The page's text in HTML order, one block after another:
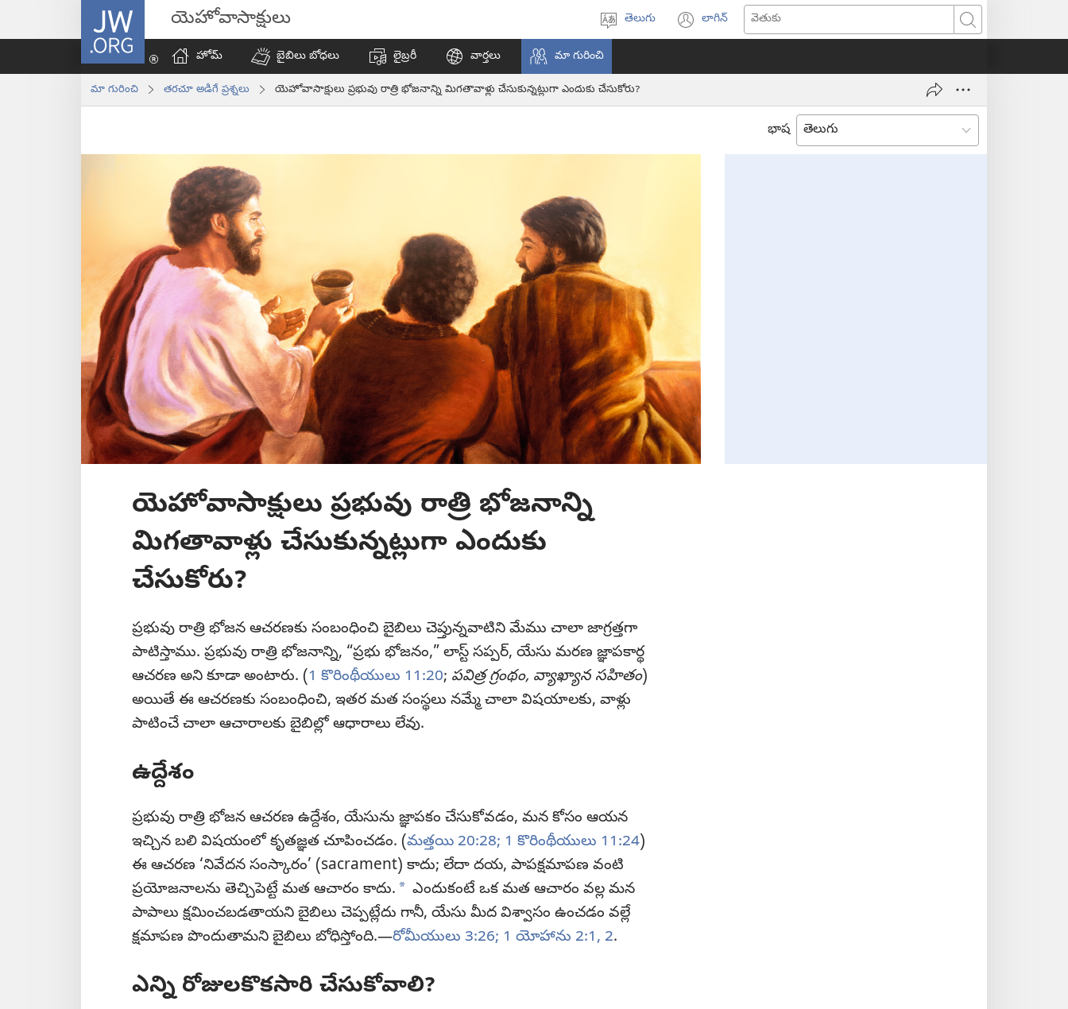
JW.ORG యెహోవాసాక్షులు
ఎంచుకోండి
తెలుగు లాగిన్
విండో
అవుతుంది)
వెతుకు
హోమ్‌
బైబిలు బోధలు లైబ్రరీ వార్తలు మా గురించి
మా గురించి తరచూ అడిగే ప్రశ్నలు యెహోవాసాక్షులు ప్రభువు రాత్రి భోజనాన్ని మిగతావాళ్లు చేసుకున్నట్లుగా ఎందుకు చేసుకోరు?
భాష
యెహోవాసాక్షులు ప్రభువు రాత్రి భోజనాన్ని
మిగతావాళ్లు చేసుకున్నట్లుగా ఎందుకు
చేసుకోరు?
ప్రభువు రాత్రి భోజన ఆచరణకు సంబంధించి బైబిలు చెప్తున్నవాటిని మేము చాలా జాగ్రత్తగా
పాటిస్తాము. ప్రభువు రాత్రి భోజనాన్ని, “ప్రభు భోజనం,” లాస్ట్‌ సప్పర్‌, యేసు మరణ జ్ఞాపకార్థ
ఆచరణ అని కూడా అంటారు. (1 కొరింథీయులు 11:20; పవిత్ర గ్రంథం, వ్యాఖ్యాన సహితం)
అయితే ఈ ఆచరణకు సంబంధించి, ఇతర మత సంస్థలు నమ్మే చాలా విషయాలకు, వాళ్లు
పాటించే చాలా ఆచారాలకు బైబిల్లో ఆధారాలు లేవు.
ఉద్దేశం
ప్రభువు రాత్రి భోజన ఆచరణ ఉద్దేశం, యేసును జ్ఞాపకం చేసుకోవడం, మన కోసం ఆయన
ఇచ్చిన బలి విషయంలో కృతజ్ఞత చూపించడం. (మత్తయి 20:28; 1 కొరింథీయులు 11:24)
ఈ ఆచరణ ‘నివేదన సంస్కారం’ (sacrament) కాదు; లేదా దయ, పాపక్షమాపణ వంటి
ప్రయోజనాలను తెచ్చిపెట్టే మత ఆచారం కాదు. a ఎందుకంటే ఒక మత ఆచారం వల్ల మన
పాపాలు క్షమించబడతాయని బైబిలు చెప్పట్లేదు గానీ, యేసు మీద విశ్వాసం ఉంచడం వల్లే
క్షమాపణ పొందుతామని బైబిలు బోధిస్తోంది.—రోమీయులు 3:26; 1 యోహాను 2:1, 2.
ఎన్ని రోజులకొకసారి చేసుకోవాలి?